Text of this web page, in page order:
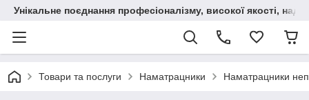
Унікальне поєднання професіоналізму, високої якості,
Товари та послуги Наматрацники Наматрацники